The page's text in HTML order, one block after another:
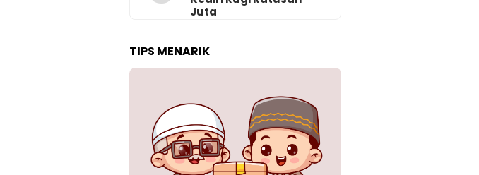
Juta
TIPS MENARIK